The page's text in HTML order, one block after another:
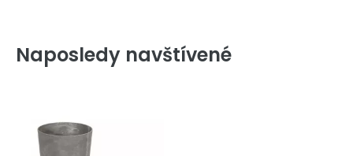
Naposledy navštívené